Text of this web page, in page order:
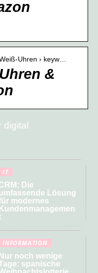
Uhren › keyw…
&
IT
Die
Lösung
modernes
Kundenmanagemen
INFORMATION
Nur noch wenige
spanische